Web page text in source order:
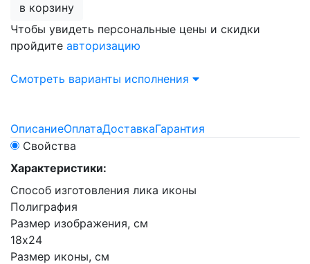
в корзину
Чтобы увидеть персональные цены и скидки
пройдите авторизацию
Смотреть варианты исполнения
ОписаниеОплатаДоставкаГарантия
Свойства
Характеристики:
Способ изготовления лика иконы
Полиграфия
Размер изображения, см
18х24
Размер иконы, см